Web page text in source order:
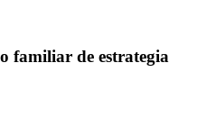
familiar de estrategia